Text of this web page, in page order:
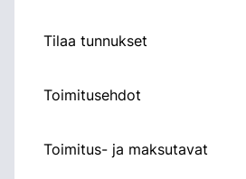
Tilaa tunnukset
Toimitusehdot
Toimitus- ja maksutavat